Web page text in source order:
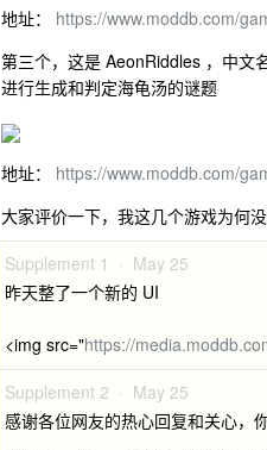
地址： https://www.moddb.com/
第三个，这是 AeonRiddles ，中文
进行生成和判定海龟汤的谜题
地址： https://www.moddb.com/
大家评价一下，我这几个游戏为何
Supplement 1 · May 25
昨天整了一个新的 UI
<img src="https://
Supplement 2 · May 25
感谢各位网友的热心回复和关心，